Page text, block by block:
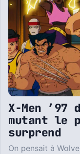
X-Men
mutant le
surprend
On pensait à